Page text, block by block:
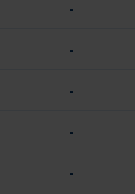
-
-
-
-
-